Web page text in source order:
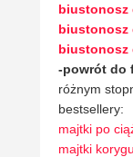
biustonosz
biustonosz
biustonosz
-powrót do
różnym
bestsellery:
majtki po
majtki